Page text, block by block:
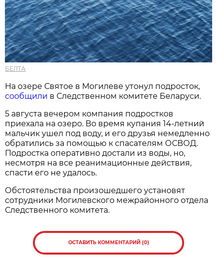
БЕЛТА
На озере Святое в Могилеве утонул подросток,
сообщили в Следственном комитете Беларуси.
5 августа вечером компания подростков
приехала на озеро. Во время купания 14-летний
мальчик ушел под воду, и его друзья немедленно
обратились за помощью к спасателям ОСВОД.
Подростка оперативно достали из воды, но,
несмотря на все реанимационные действия,
спасти его не удалось.
Обстоятельства произошедшего установят
сотрудники Могилевского межрайонного отдела
Следственного комитета.
ОСТАВИТЬ КОММЕНТАРИЙ (0)